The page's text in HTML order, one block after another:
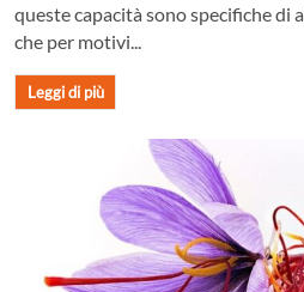
queste capacità sono specifiche di
che per motivi...
Leggi di più